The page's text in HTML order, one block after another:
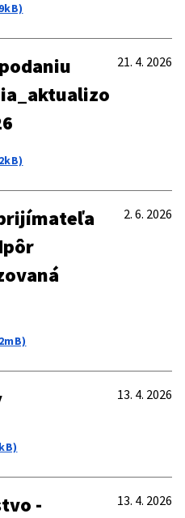
21. 4. 2026
2. 6. 2026
13. 4. 2026
-
13. 4. 2026